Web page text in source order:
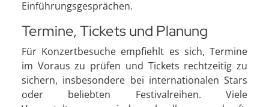
Einführungsgesprächen.
Termine, Tickets und Planung
Für Konzertbesuche empfiehlt es sich, Termine
im Voraus zu prüfen und Tickets rechtzeitig zu
sichern, insbesondere bei internationalen Stars
oder beliebten Festivalreihen. Viele